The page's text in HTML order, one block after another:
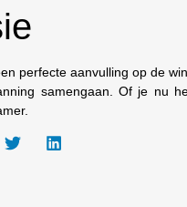
perfecte aanvulling op de
samengaan. Of je nu